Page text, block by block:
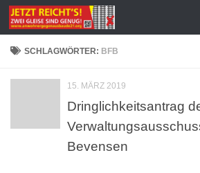
Zum Inhalt springen
SCHLAGWÖRTER: BFB
15. MÄRZ 2019
Dringlichkeitsantrag
Bevensen